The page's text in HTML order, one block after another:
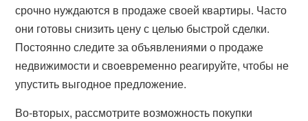
срочно нуждаются в продаже своей квартиры. Часто
они готовы снизить цену с целью быстрой сделки.
Постоянно следите за объявлениями о продаже
недвижимости и своевременно реагируйте, чтобы не
упустить выгодное предложение.
Во-вторых, рассмотрите возможность покупки